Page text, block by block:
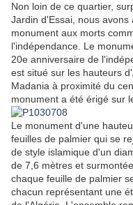
Non loin de ce quartier,
Jardin d'Essai, nous avons
monument aux morts
l'indépendance. Le
20e anniversaire de
est situé sur les hauteurs
Madania à proximité du
monument a été érigé sur
Le monument d'une
feuilles de palmier qui se
de style islamique d'un
de 7,6 mètres et
chaque feuille de palmier
chacun représentant une